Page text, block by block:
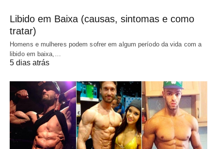
Libido em Baixa (causas, sintomas e como
tratar)
Homens e mulheres podem sofrer em algum período da vida com a
libido em baixa,…
5 dias atrás